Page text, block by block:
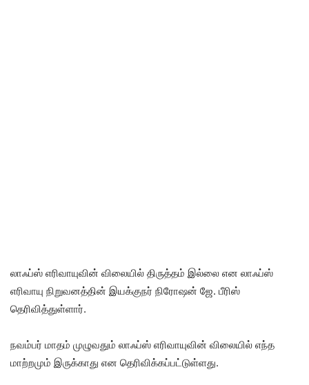
லாஃப்ஸ் எரிவாயுவின் விலையில் திருத்தம் இல்லை என லாஃப்ஸ்
எரிவாயு நிறுவனத்தின் இயக்குநர் நிரோஷன் ஜே. பீரிஸ்
தெரிவித்துள்ளார்.
நவம்பர் மாதம் முழுவதும் லாஃப்ஸ் எரிவாயுவின் விலையில் எந்த
மாற்றமும் இருக்காது என தெரிவிக்கப்பட்டுள்ளது.